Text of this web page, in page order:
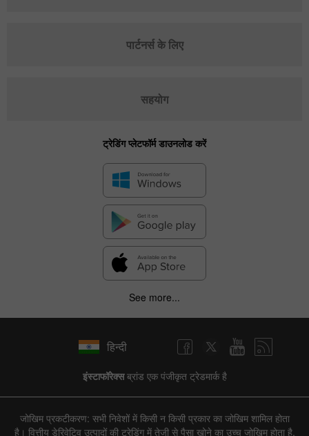
पार्टनर्स के लिए
सहयोग
ट्रेडिंग प्लेटफॉर्म डाउनलोड करें
See more...
हिन्दी
इंस्टाफॉरेक्सब्रांड एक पंजीकृत ट्रेडमार्क है
जोखिम प्रकटीकरण: सभी निवेशों में किसी न किसी प्रकार का जोखिम शामिल होता
है। वित्तीय डेरिवेटिव उत्पादों की ट्रेडिंग में तेजी से पैसा खोने का उच्च जोखिम होता है,